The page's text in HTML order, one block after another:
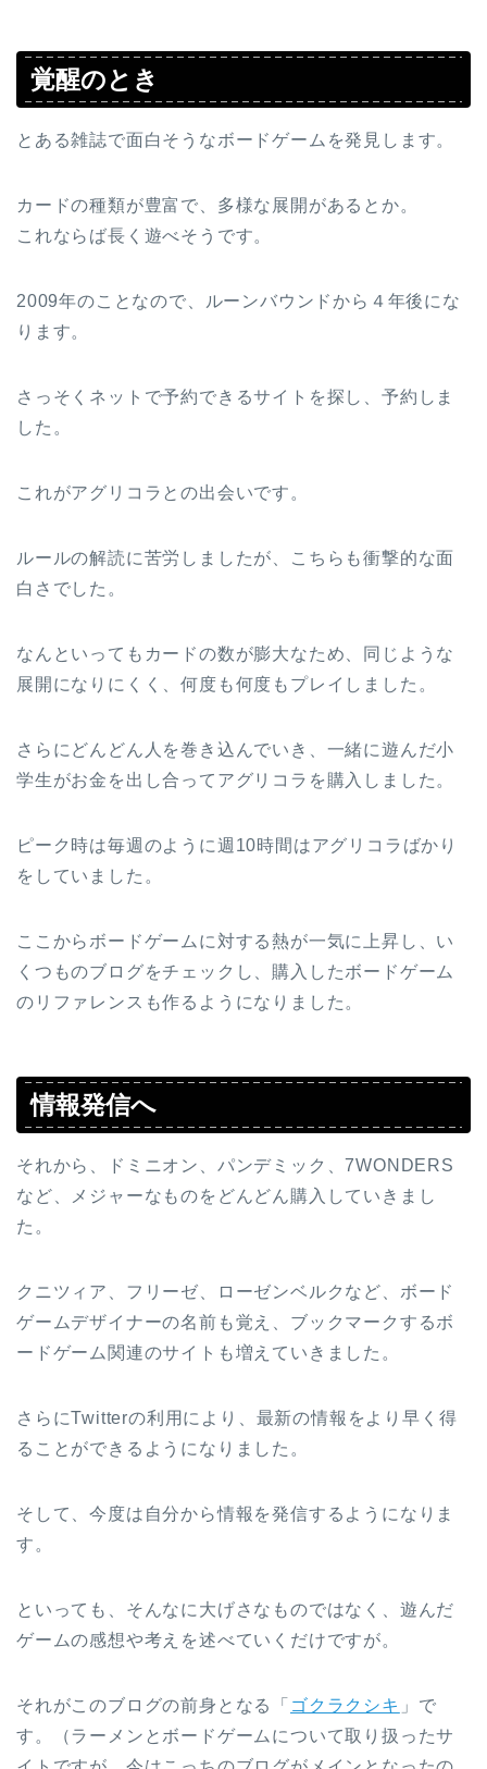
覚醒のとき
とある雑誌で面白そうなボードゲームを発見します。
カードの種類が豊富で、多様な展開があるとか。
これならば長く遊べそうです。
2009年のことなので、ルーンバウンドから４年後にな
ります。
さっそくネットで予約できるサイトを探し、予約しま
した。
これがアグリコラとの出会いです。
ルールの解読に苦労しましたが、こちらも衝撃的な面
白さでした。
なんといってもカードの数が膨大なため、同じような
展開になりにくく、何度も何度もプレイしました。
さらにどんどん人を巻き込んでいき、一緒に遊んだ小
学生がお金を出し合ってアグリコラを購入しました。
ピーク時は毎週のように週10時間はアグリコラばかり
をしていました。
ここからボードゲームに対する熱が一気に上昇し、い
くつものブログをチェックし、購入したボードゲーム
のリファレンスも作るようになりました。
情報発信へ
それから、ドミニオン、パンデミック、7WONDERS
など、メジャーなものをどんどん購入していきまし
た。
クニツィア、フリーゼ、ローゼンベルクなど、ボード
ゲームデザイナーの名前も覚え、ブックマークするボ
ードゲーム関連のサイトも増えていきました。
さらにTwitterの利用により、最新の情報をより早く得
ることができるようになりました。
そして、今度は自分から情報を発信するようになりま
す。
といっても、そんなに大げさなものではなく、遊んだ
ゲームの感想や考えを述べていくだけですが。
それがこのブログの前身となる「 ゴクラクシキ 」で
す。（ラーメンとボードゲームについて取り扱ったサ